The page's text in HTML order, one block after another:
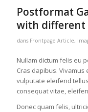
Postformat
with different
dans Frontpage Article,
Nullam dictum felis eu
Cras dapibus.
vulputate eleifend
consequat vitae,
Donec quam felis,